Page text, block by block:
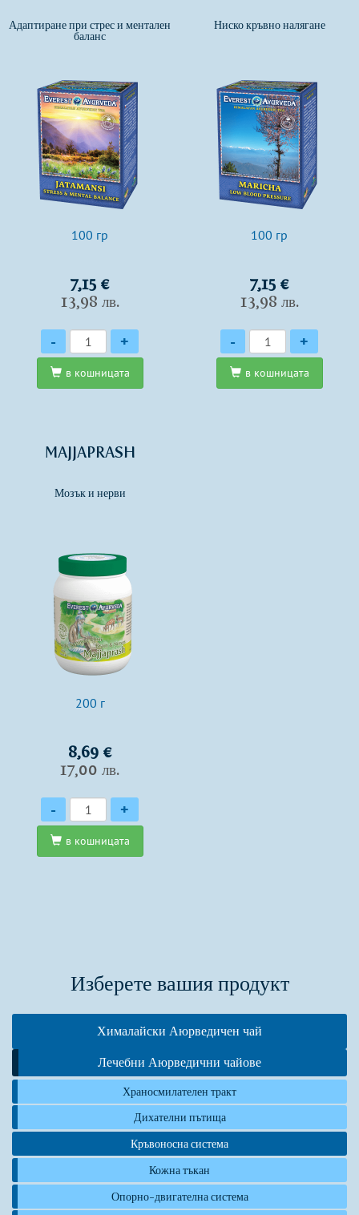
Адаптиране при стрес и ментален
баланс
100 гр
7,15 €
13,98 лв.
Количество
- +
в кошницата
Ниско кръвно налягане
100 гр
7,15 €
13,98 лв.
Количество
- +
в кошницата
MAJJAPRASH
Мозък и нерви
200 г
8,69 €
17,00 лв.
Количество
- +
в кошницата
Изберете вашия продукт
Хималайски Аюрведичен чай
Лечебни Аюрведични чайове
Храносмилателен тракт
Дихателни пътища
Кръвоносна система
Кожна тъкан
Опорно-двигателна система